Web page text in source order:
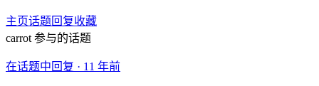
主页话题回复收藏
carrot 参与的话题
在话题中回复 · 11 年前